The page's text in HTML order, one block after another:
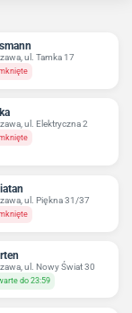
ul. Tamka 17
ul. Elektryczna 2
ul. Piękna 31/37
ul. Nowy Świat 30
do 23:59